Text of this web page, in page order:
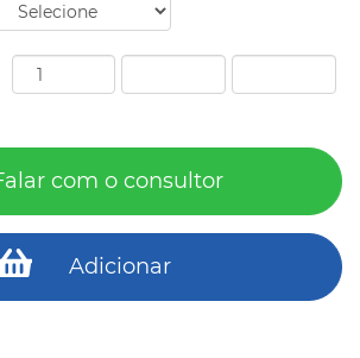
com o consultor
Adicionar